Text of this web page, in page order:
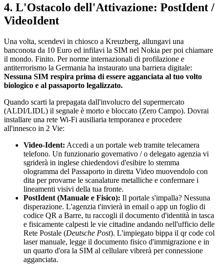
4. L'Ostacolo dell'Attivazione: PostIdent /
VideoIdent
Una volta, scendevi in chiosco a Kreuzberg, allungavi una
banconota da 10 Euro ed infilavi la SIM nel Nokia per poi chiamare
il mondo. Finito. Per norme internazionali di profilazione e
antiterrorismo la Germania ha instaurato una barriera digitale:
Nessuna SIM respira prima di essere agganciata al tuo volto
biologico e al passaporto legalizzato.
Quando scarti la prepagata dall'involucro del supermercato
(ALDI/LIDL) il segnale è morto e bloccato (Zero Campo). Dovrai
installare una rete Wi-Fi ausiliaria temporanea e procedere
all'innesco in 2 Vie:
Video-Ident: Accedi a un portale web tramite telecamera
telefono. Un funzionario governativo / o delegato agenzia vi
sgriderà in inglese chiedendovi d'esibire lo stemma
ologramma del Passaporto in diretta Video muovendolo con
dita per provarne le scanalature metalliche e confermare i
lineamenti visivi della tua fronte.
PostIdent (Manuale e Fisico): Il portale s'impalla? Nessuna
disperazione. L'agenzia t'invierà in email o app un foglio di
codice QR a Barre, tu raccogli il documento d'identità in tasca
e fisicamente calpesti le vie cittadine andando nell'ufficio delle
Rete Postale (Deutsche Post). L'impiegato bippa il qr code col
laser manuale, legge il documento fisico d'immigrazione e in
un quarto d'ora la SIM al cellulare vibrerà per connessione
agganciata.